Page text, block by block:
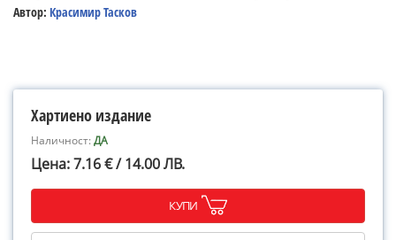
Автор: Красимир Тасков
Хартиено издание
Наличност:ДА
Цена: 7.16 € / 14.00 ЛВ.
КУПИ